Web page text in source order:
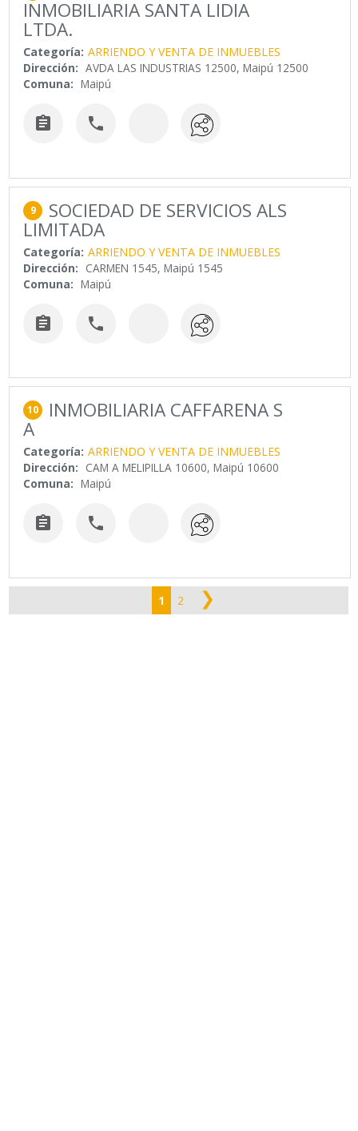
INMOBILIARIA SANTA LIDIA
LTDA.
Categoría: ARRIENDO Y VENTA DE INMUEBLES
Dirección: AVDA LAS INDUSTRIAS 12500, Maipú 12500
Comuna: Maipú
 
9 SOCIEDAD DE SERVICIOS ALS
LIMITADA
Categoría: ARRIENDO Y VENTA DE INMUEBLES
Dirección: CARMEN 1545, Maipú 1545
Comuna: Maipú
 
10 INMOBILIARIA CAFFARENA S
A
Categoría: ARRIENDO Y VENTA DE INMUEBLES
Dirección: CAM A MELIPILLA 10600, Maipú 10600
Comuna: Maipú
 
1 2 ❯